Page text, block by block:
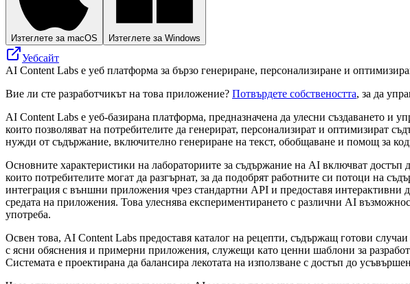
Изтеглете за macOS Изтеглете за Windows
Уебсайт
AI Content Labs е уеб платформа за бързо генериране, персонализиране и
Вие ли сте разработчикът на това приложение? Потвърдете собствеността, за да
AI Content Labs е уеб-базирана платформа, предназначена да улесни създаването
които позволяват на потребителите да генерират, персонализират и оптимизират
нужди от съдържание, включително генериране на текст, обобщаване и помощ за
Основните характеристики на лабораториите за съдържание на AI включват
които потребителите могат да разгърнат, за да подобрят работните си потоци на
интеграция с външни приложения чрез стандартни API и предоставя интерактивни
средата на приложения. Това улеснява експериментирането с различни AI
употреба.
Освен това, AI Content Labs предоставя каталог на рецепти, съдържащ готови
с ясни обяснения и примерни приложения, служещи като ценни шаблони за
Системата е проектирана да балансира лекотата на използване с достъп до